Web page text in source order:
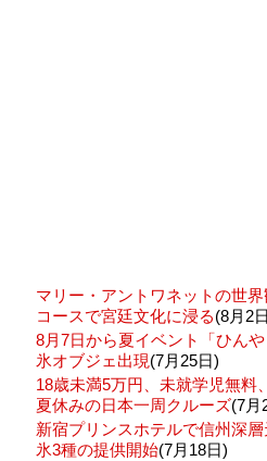
マリー・アントワネットの世
コースで宮廷文化に浸る(8月2
8月7日から夏イベント「ひん
氷オブジェ出現(7月25日)
18歳未満5万円、未就学児無料
夏休みの日本一周クルーズ(7月
新宿プリンスホテルで信州深
氷3種の提供開始(7月18日)